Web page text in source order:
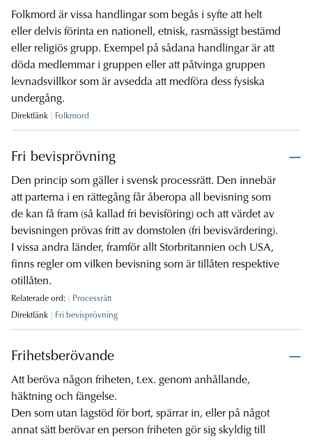
Folkmord är vissa handlingar som begås i syfte att helt
eller delvis förinta en nationell, etnisk, rasmässigt bestämd
eller religiös grupp. Exempel på sådana handlingar är att
döda medlemmar i gruppen eller att påtvinga gruppen
levnadsvillkor som är avsedda att medföra dess fysiska
undergång.
Direktlänk Folkmord
Fri bevisprövning
Den princip som gäller i svensk processrätt. Den innebär
att parterna i en rättegång får åberopa all bevisning som
de kan få fram (så kallad fri bevisföring) och att värdet av
bevisningen prövas fritt av domstolen (fri bevisvärdering).
I vissa andra länder, framför allt Storbritannien och USA,
finns regler om vilken bevisning som är tillåten respektive
otillåten.
Relaterade ord:
Processrätt
Direktlänk
Fri bevisprövning
Frihetsberövande
Att beröva någon friheten, t.ex. genom anhållande,
häktning och fängelse.
Den som utan lagstöd för bort, spärrar in, eller på något
annat sätt berövar en person friheten gör sig skyldig till